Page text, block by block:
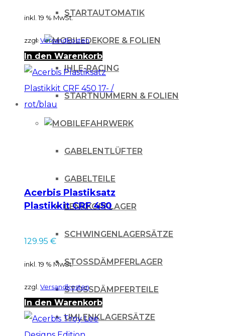
STARTAUTOMATIK
DEKORE & FOLIEN
IHLE-RACING
STARTNUMMERN & FOLIEN
FAHRWERK
GABELENTLÜFTER
GABELTEILE
LENKKOPFLAGER
SCHWINGENLAGERSÄTZE
STOSSDÄMPFERLAGER
STOSSDÄMPFERTEILE
UMLENKLAGERSÄTZE
inkl. 19 % MwSt.
zzgl.Versandkosten
In den Warenkorb
Acerbis Plastiksatz
Plastikkit CRF 450
129.95 €
inkl. 19 % MwSt.
zzgl. Versandkosten
In den Warenkorb